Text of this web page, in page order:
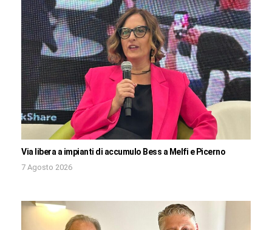
Via libera a impianti di accumulo Bess a Melfi e Picerno
7 Agosto 2026